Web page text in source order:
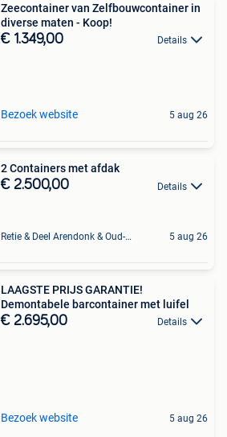
Zeecontainer van Zelfbouwcontainer in
diverse maten - Koop!
€ 1.349,00 Details
Bezoek website 5 aug 26
2 Containers met afdak
€ 2.500,00 Details
Retie & Deel Arendonk & Oud-Turnhout 5 aug 26
LAAGSTE PRIJS GARANTIE!
Demontabele barcontainer met luifel
€ 2.695,00 Details
Bezoek website 5 aug 26